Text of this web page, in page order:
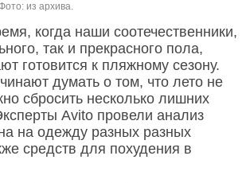
из архива.
когда наши соотечественники,
так и прекрасного пола,
готовится к пляжному сезону.
думать о том, что лето не
сбросить несколько лишних
Avito провели анализ
на одежду разных разных
средств для похудения в